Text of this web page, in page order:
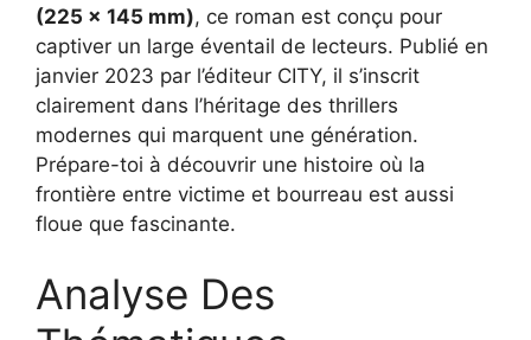
(225 x 145 mm), ce roman est conçu pour
captiver un large éventail de lecteurs. Publié en
janvier 2023 par l’éditeur CITY, il s’inscrit
clairement dans l’héritage des thrillers
modernes qui marquent une génération.
Prépare-toi à découvrir une histoire où la
frontière entre victime et bourreau est aussi
floue que fascinante.
Analyse Des